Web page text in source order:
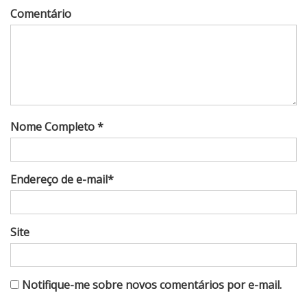
Comentário
Nome Completo *
Endereço de e-mail*
Site
Notifique-me sobre novos comentários por e-mail.